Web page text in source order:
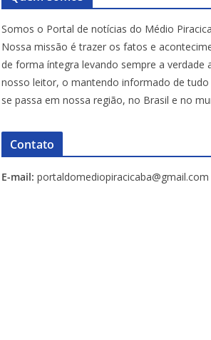
Somos o Portal de notícias do Médio
Nossa missão é trazer os fatos e
de forma íntegra levando sempre a verdade
nosso leitor, o mantendo informado de tudo
se passa em nossa região, no Brasil e no
Contato
E-mail: portaldomediopiracicaba@gmail.com